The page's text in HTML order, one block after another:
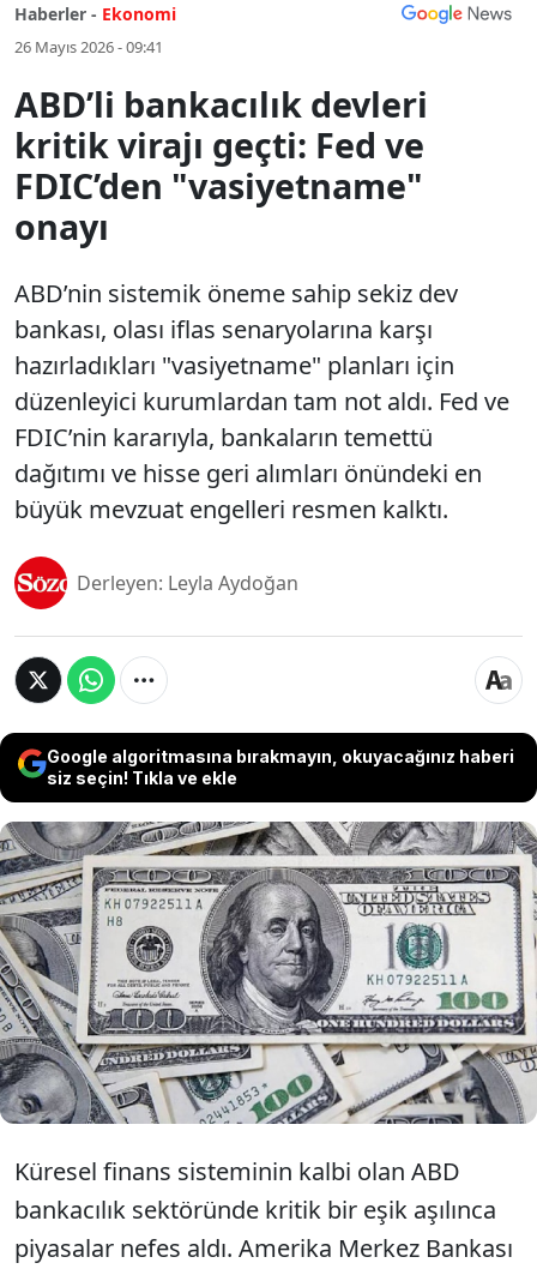
Haberler - Ekonomi
26 Mayıs 2026 - 09:41
ABD’li bankacılık devleri
kritik virajı geçti: Fed ve
FDIC’den "vasiyetname"
onayı
ABD’nin sistemik öneme sahip sekiz dev
bankası, olası iflas senaryolarına karşı
hazırladıkları "vasiyetname" planları için
düzenleyici kurumlardan tam not aldı. Fed ve
FDIC’nin kararıyla, bankaların temettü
dağıtımı ve hisse geri alımları önündeki en
büyük mevzuat engelleri resmen kalktı.
Derleyen: Leyla Aydoğan
Google algoritmasına bırakmayın, okuyacağınız haberi
siz seçin! Tıkla ve ekle
ABD’nin sistemik öneme sahip sekiz dev bankası,
olası iflas senaryolarına karşı hazırladıkları
"vasiyetname" planları için düzenleyici
kurumlardan tam not aldı. Fed ve FDIC’nin
kararıyla, bankaların temettü dağıtımı ve hisse
geri alımları önündeki en büyük mevzuat
engelleri resmen kalktı.
Küresel finans sisteminin kalbi olan ABD
bankacılık sektöründe kritik bir eşik aşılınca
piyasalar nefes aldı. Amerika Merkez Bankası